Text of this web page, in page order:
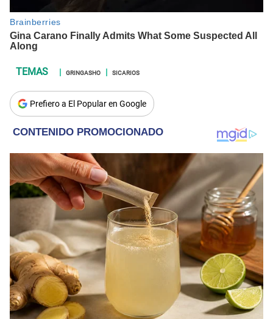
GRINGASHO SICARIOS
Prefiero a El Popular en Google